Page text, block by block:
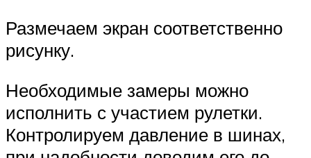
Размечаем экран соответственно
рисунку.
Необходимые замеры можно
исполнить с участием рулетки.
Контролируем давление в шинах,